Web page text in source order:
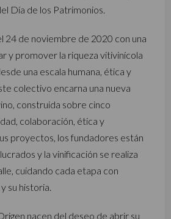
Día de los Patrimonios.
24 de noviembre de 2020 con una
y promover la riqueza vitivinícola
una escala humana, ética y
colectivo encarna una nueva
construida sobre cinco
colaboración, ética y
proyectos, los fundadores están
y la vinificación se realiza
cuidando cada etapa con
su historia.
nacen del deseo de abrir su